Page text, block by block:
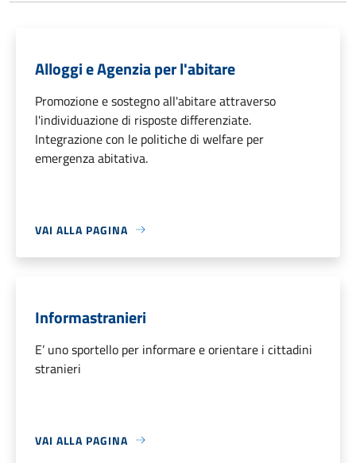
Alloggi e Agenzia per l'abitare
Promozione e sostegno all'abitare attraverso
l'individuazione di risposte differenziate.
Integrazione con le politiche di welfare per
emergenza abitativa.
VAI ALLA PAGINA
Informastranieri
E’ uno sportello per informare e orientare i cittadini
stranieri
VAI ALLA PAGINA